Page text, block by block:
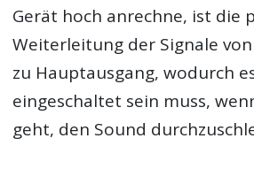
Gerät hoch anrechne, ist die
Weiterleitung der Signale
zu Hauptausgang, wodurch
eingeschaltet sein muss,
geht, den Sound